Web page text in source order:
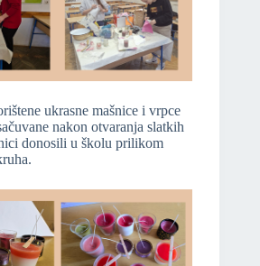
ukrasne mašnice i vrpce
nakon otvaranja slatkih
donosili u školu prilikom